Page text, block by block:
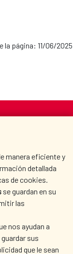
la página: 11/06/2025
manera eficiente y
detallada
de cookies.
se guardan en su
las
nos ayudan a
sus
que le sean
COOPERAMOS
DE PRENSA